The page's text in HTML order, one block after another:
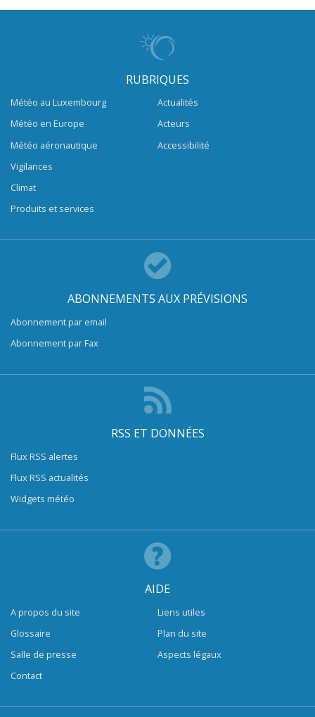
RUBRIQUES
Météo au Luxembourg
Météo en Europe
Météo aéronautique
Vigilances
Climat
Produits et services
Actualités
Acteurs
Accessibilité
ABONNEMENTS AUX PRÉVISIONS
Abonnement par email
Abonnement par Fax
RSS ET DONNÉES
Flux RSS alertes
Flux RSS actualités
Widgets météo
AIDE
A propos du site
Glossaire
Salle de presse
Contact
Liens utiles
Plan du site
Aspects légaux